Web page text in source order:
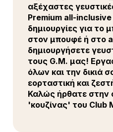
αξέχαστες
Premium all-
δημιουργίες για το
στον μπουφέ ή στο
δημιουργήσετε
τους G.M. μας!
όλων και την δικιά
εορταστική και
Καλώς ήρθατε στην
'κουζίνας' του Club